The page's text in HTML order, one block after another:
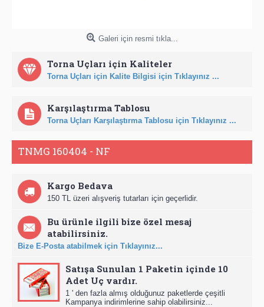
Galeri için resmi tıkla...
Torna Uçları için Kaliteler
Torna Uçları için Kalite Bilgisi için Tıklayınız ...
Karşılaştırma Tablosu
Torna Uçları Karşılaştırma Tablosu için Tıklayınız ...
TNMG 160404 - NF
Kargo Bedava
150 TL üzeri alışveriş tutarları için geçerlidir.
Bu ürünle ilgili bize özel mesaj
atabilirsiniz.
Bize E-Posta atabilmek için Tıklayınız...
Satışa Sunulan 1 Paketin içinde 10
Adet Uç vardır.
1 ' den fazla almış olduğunuz paketlerde çeşitli
Kampanya indirimlerine sahip olabilirsiniz...